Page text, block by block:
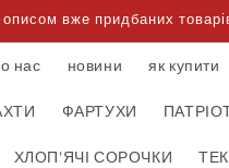
вже придбаних
нас новини як купити
ФАРТУХИ
ХЛОП'ЯЧІ СОРОЧКИ